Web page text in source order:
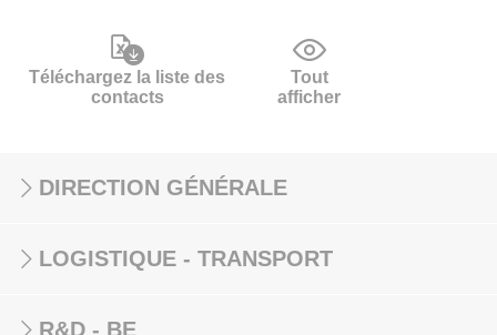
Téléchargez la liste des
contacts
Tout
afficher
DIRECTION GÉNÉRALE
LOGISTIQUE - TRANSPORT
R&D - BE